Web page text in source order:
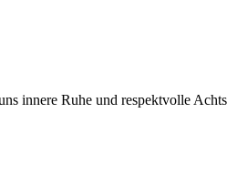
innere Ruhe und respektvolle